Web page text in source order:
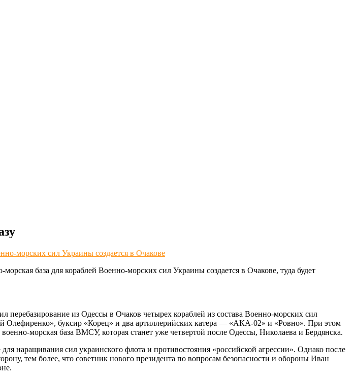
морских сил Украины создается в Очакове
база для кораблей Военно-морских сил Украины создается в Очакове, туда будет
из Одессы в Очаков четырех кораблей из состава Военно-морских сил
буксир «Корец» и два артиллерийских катера — «АКА-02» и «Ровно». При этом
морская база ВМСУ, которая станет уже четвертой после Одессы, Николаева и Бердянска.
наращивания сил украинского флота и противостояния «российской агрессии». Однако после
тем более, что советник нового президента по вопросам безопасности и обороны Иван